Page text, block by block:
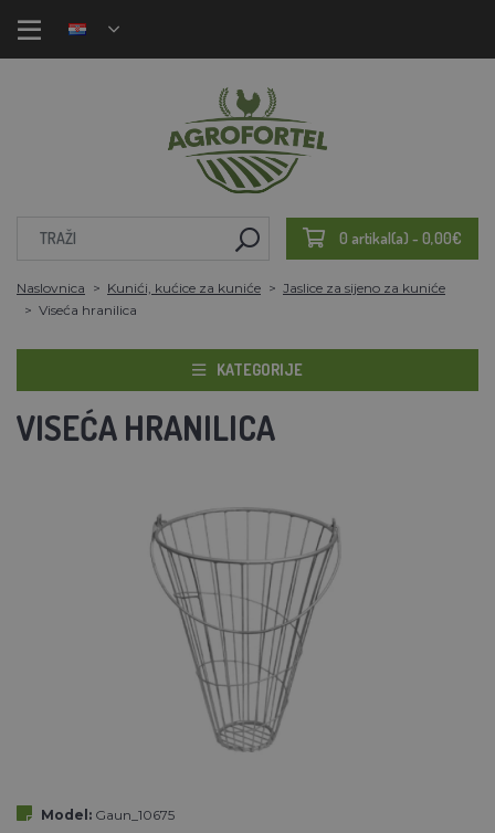
0 artikal(a) - 0,00€
Naslovnica Kunići, kućice za kuniće
Jaslice za sijeno za kuniće
Viseća hranilica
KATEGORIJE
VISEĆA HRANILICA
Model: Gaun_10675